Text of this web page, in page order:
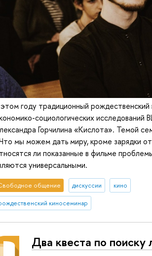
году традиционный
социологических
Горчилина «Кислота». Темой
мы можем дать миру, кроме зарядки
ли показанные в фильме
универсальными.
общение дискуссии кино
киносеминар
Два квеста по поиску